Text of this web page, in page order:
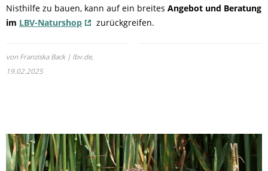
Nisthilfe zu bauen, kann auf ein breites Angebot und Beratung
im LBV-Naturshop zurückgreifen.
von Franziska Back | lbv.de,
19.02.2025